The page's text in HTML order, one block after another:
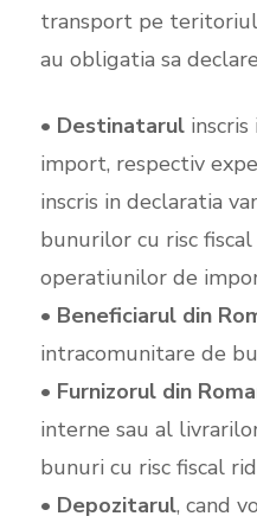
transport pe teritoriul
au obligatia sa
• Destinatarul
import, respectiv
inscris in declaratia
bunurilor cu risc
operatiunilor de
• Beneficiarul din
intracomunitare de
• Furnizorul din
interne sau al
bunuri cu risc fiscal
• Depozitarul, cand